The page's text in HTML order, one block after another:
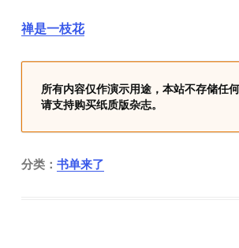
禅是一枝花
所有内容仅作演示用途，本站不存储任
请支持购买纸质版杂志。
分类：书单来了